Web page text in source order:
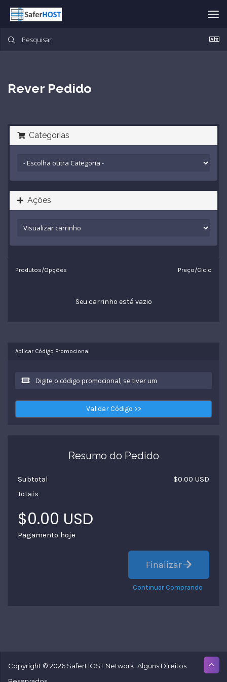
Rever Pedido
Categorias
Ações
Produtos/Opções Preço/Ciclo
Seu carrinho está vazio
Aplicar Código Promocional
Validar Código >>
Resumo do Pedido
Subtotal
$0.00 USD
Totais
$0.00 USD
Pagamento hoje
Finalizar
Continuar Comprando
Copyright © 2026 SaferHOST Network. Alguns Direitos